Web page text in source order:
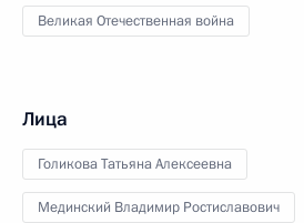
Великая Отечественная война
Лица
Голикова Татьяна Алексеевна
Мединский Владимир Ростиславович